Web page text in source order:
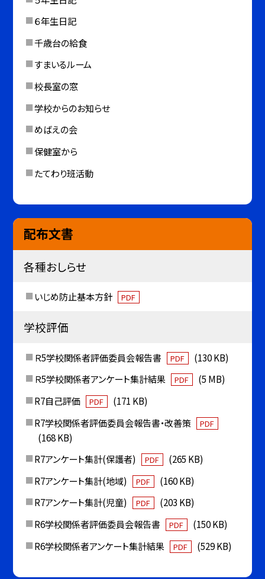
６年生日記
千歳台の給食
すまいるルーム
校長室の窓
学校からのお知らせ
めばえの会
保健室から
たてわり班活動
配布文書
各種おしらせ
いじめ防止基本方針 PDF
学校評価
Ｒ5学校関係者評価委員会報告書 PDF
(130 KB)
Ｒ5学校関係者アンケート集計結果
PDF
(5 MB)
R7自己評価
PDF
(171 KB)
R7学校関係者評価委員会報告書・改善策
PDF
(168 KB)
R7アンケート集計(保護者)
PDF
(265 KB)
R7アンケート集計(地域)
PDF
(160 KB)
R7アンケート集計(児童)
PDF
(203 KB)
R6学校関係者評価委員会報告書
PDF
(150 KB)
R6学校関係者アンケート集計結果
PDF (529 KB)